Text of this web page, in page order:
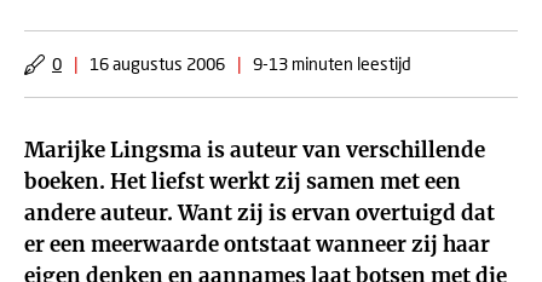
0 | 16 augustus 2006 | 9-13 minuten leestijd
Marijke Lingsma is auteur van verschillende
boeken. Het liefst werkt zij samen met een
andere auteur. Want zij is ervan overtuigd dat
er een meerwaarde ontstaat wanneer zij haar
eigen denken en aannames laat botsen met die